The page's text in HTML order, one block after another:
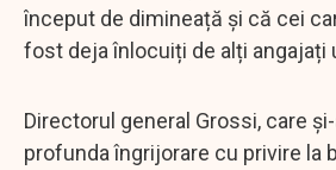
început de dimineață și că cei
fost deja înlocuiți de alți angajați
Directorul general Grossi, care
profunda îngrijorare cu privire la